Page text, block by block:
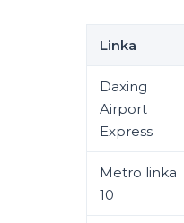
Linka
Daxing
Airport
Express
Metro linka
10